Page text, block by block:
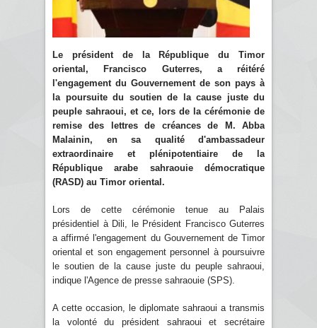
Le président de la République du Timor
oriental, Francisco Guterres, a réitéré
l'engagement du Gouvernement de son pays à
la poursuite du soutien de la cause juste du
peuple sahraoui, et ce, lors de la cérémonie de
remise des lettres de créances de M. Abba
Malainin, en sa qualité d'ambassadeur
extraordinaire et plénipotentiaire de la
République arabe sahraouie démocratique
(RASD) au Timor oriental.
Lors de cette cérémonie tenue au Palais
présidentiel à Dili, le Président Francisco Guterres
a affirmé l'engagement du Gouvernement de Timor
oriental et son engagement personnel à poursuivre
le soutien de la cause juste du peuple sahraoui,
indique l'Agence de presse sahraouie (SPS).
A cette occasion, le diplomate sahraoui a transmis
la volonté du président sahraoui et secrétaire